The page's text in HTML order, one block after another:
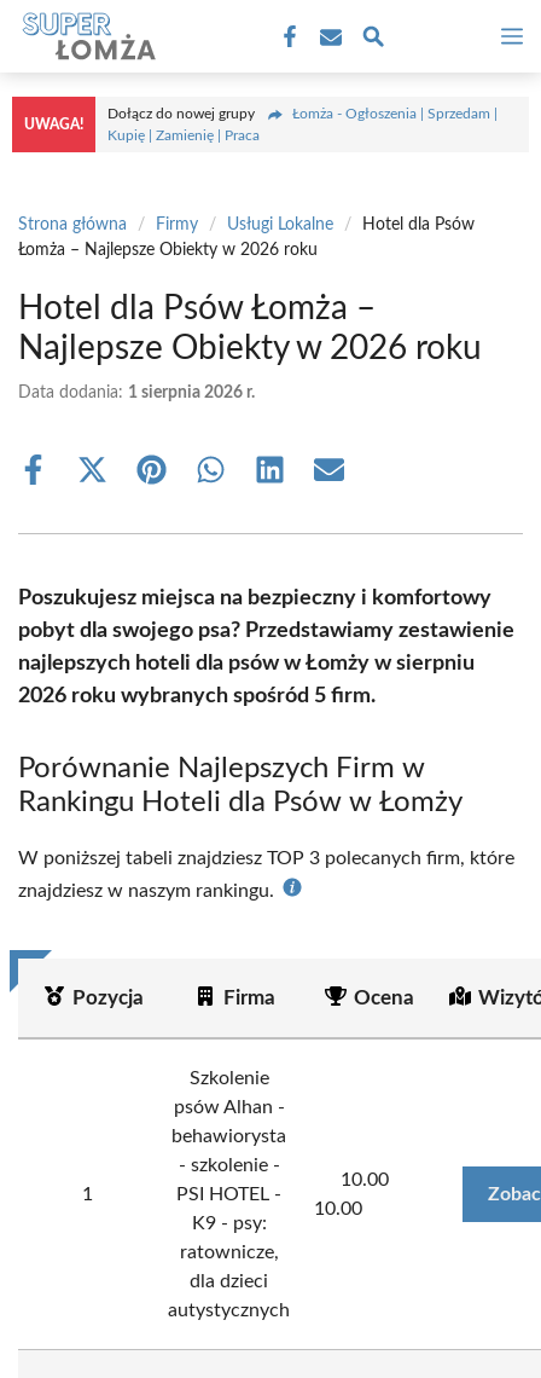
Przejdź
treści
UWAGA!
Dołącz do nowej grupy
Łomża - Ogłoszenia | Sprzedam |
Kupię | Zamienię | Praca
Strona główna / Firmy / Usługi Lokalne /
Hotel dla Psów
Łomża – Najlepsze Obiekty w 2026 roku
Hotel dla Psów Łomża –
Najlepsze Obiekty w 2026 roku
Data dodania: 1 sierpnia 2026 r.
Share
Share
(Twitter)
Share Share Share Share
Poszukujesz miejsca na bezpieczny i komfortowy
pobyt dla swojego psa? Przedstawiamy zestawienie
najlepszych hoteli dla psów w Łomży w sierpniu
2026 roku wybranych spośród 5 firm.
Porównanie Najlepszych Firm w
Rankingu Hoteli dla Psów w Łomży
W poniższej tabeli znajdziesz TOP 3 polecanych firm, które
znajdziesz w naszym rankingu.
Pozycja Firma Ocena
1
Szkolenie
psów Alhan -
behawiorysta
- szkolenie -
PSI HOTEL -
K9 - psy:
ratownicze,
dla dzieci
autystycznych
10.00
10.00